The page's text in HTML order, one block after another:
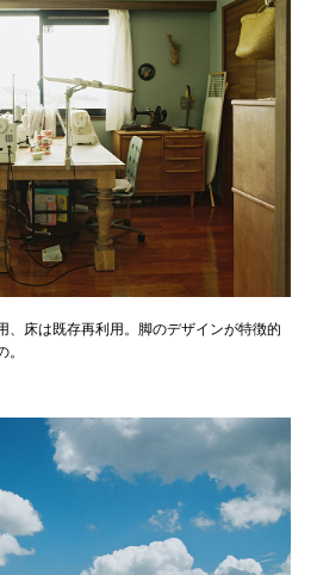
、床は既存再利用。脚のデザインが特徴的
。